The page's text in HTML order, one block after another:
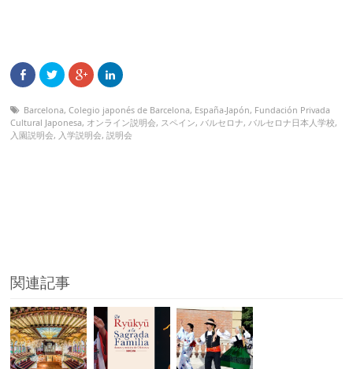
Barcelona,Colegio japonés de Barcelona, España-Japón, Fundación Privada
Cultural Japonesa, オンライン説明会, スペイン, バルセロナ, バルセロナ日本人学校,
入園説明会, 入学説明会,説明会
関連記事